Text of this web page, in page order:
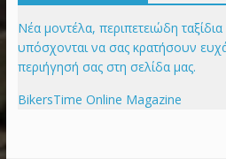
Νέα μοντέλα, περιπετειώδη
υπόσχονται να σας κρατήσουν
περιήγησή σας στη σελίδα μας.
BikersTime Online Magazine